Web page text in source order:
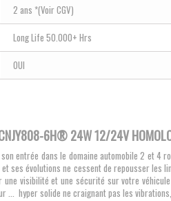
2 ans *(Voir CGV)
Long Life 50.000+ Hrs
OUI
CNJY808-6H® 24W 12/24V
entrée dans le domaine automobile 2 et 4
ses évolutions ne cessent de repousser les
visibilité et une sécurité sur votre
hyper solide ne craignant pas les